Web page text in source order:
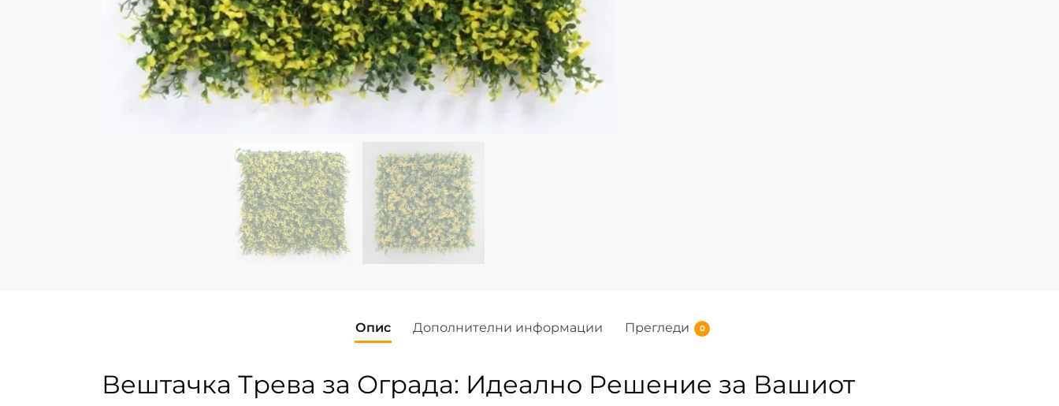
Опис Дополнителни информации Прегледи 0
Вештачка Трева за Ограда: Идеално Решение за Вашиот